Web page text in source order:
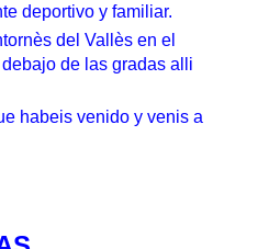
deportivo y familiar.
del Vallès en el
de las gradas alli
habeis venido y venis a